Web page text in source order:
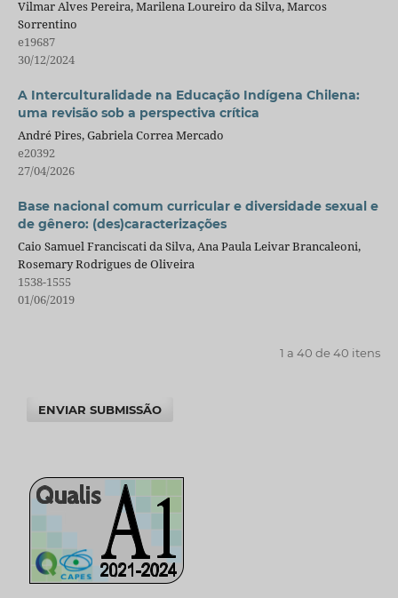
Vilmar Alves Pereira, Marilena Loureiro da Silva, Marcos
Sorrentino
e19687
30/12/2024
A Interculturalidade na Educação Indígena Chilena:
uma revisão sob a perspectiva crítica
André Pires, Gabriela Correa Mercado
e20392
27/04/2026
Base nacional comum curricular e diversidade sexual e
de gênero: (des)caracterizações
Caio Samuel Franciscati da Silva, Ana Paula Leivar Brancaleoni,
Rosemary Rodrigues de Oliveira
1538-1555
01/06/2019
1 a 40 de 40 itens
ENVIAR SUBMISSÃO